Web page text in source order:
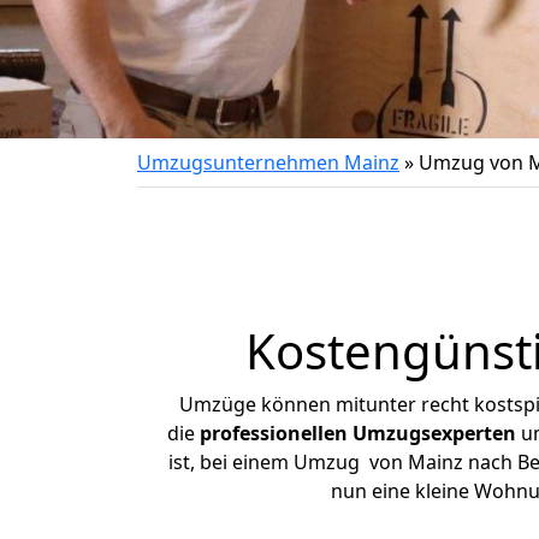
Umzugsunternehmen Mainz » Umzug von
Umzüge können mitunter recht
die professionellen Umzugsexperten
ist, bei einem Umzug von Mainz nach
nun eine kleine